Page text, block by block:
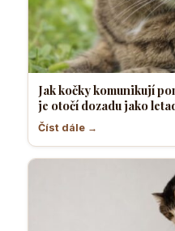
Jak kočky komunikují
je otočí dozadu jako
Číst dále →